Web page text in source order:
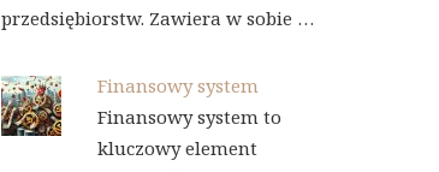
przedsiębiorstw. Zawiera w sobie …
Finansowy system
Finansowy system to
kluczowy element